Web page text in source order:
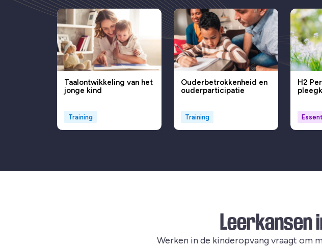
Taalontwikkeling van het
jonge kind
Training
Ouderbetrokkenheid en
ouderparticipatie
Training
H2
Leerkansen
Werken in de kinderopvang vraagt om